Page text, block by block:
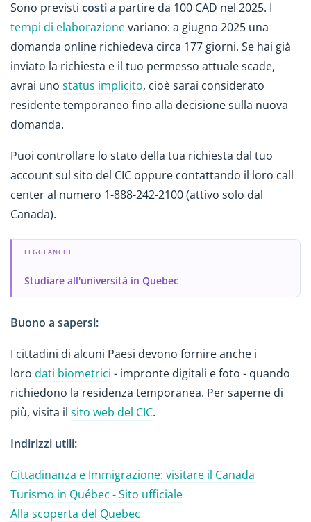
Sono previsti costia partire da 100 CAD nel 2025. I
tempi di elaborazionevariano: a giugno 2025 una
domanda online richiedeva circa 177 giorni. Se hai già
inviato la richiesta e il tuo permesso attuale scade,
avrai uno status implicito, cioè sarai considerato
residente temporaneo fino alla decisione sulla nuova
domanda.
Puoi controllare lo stato della tua richiesta dal tuo
account sul sito del CIC oppure contattando il loro call
center al numero 1-888-242-2100 (attivo solo dal
Canada).
LEGGI ANCHE
Studiare all'università in Quebec
Buono a sapersi:
I cittadini di alcuni Paesi devono fornire anche i
loro dati biometrici - impronte digitali e foto - quando
richiedono la residenza temporanea. Per saperne di
più, visita il sito web del CIC.
Indirizzi utili:
Cittadinanza e Immigrazione: visitare il Canada
Turismo in Québec - Sito ufficiale
Alla scoperta del Quebec